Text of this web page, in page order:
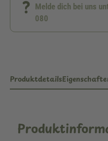
Melde dich bei uns
080
Produktdetails